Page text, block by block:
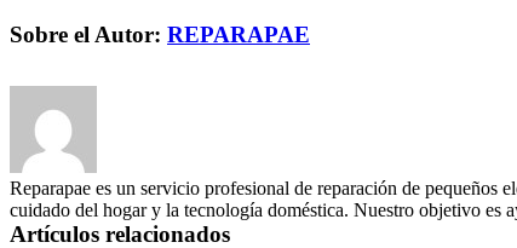
Facebook
X
LinkedIn
WhatsApp
Pinterest
Correo
Sobre el Autor: REPARAPAE
Reparapae es un servicio profesional de reparación de pequeños
cuidado del hogar y la tecnología doméstica. Nuestro objetivo es
Artículos relacionados